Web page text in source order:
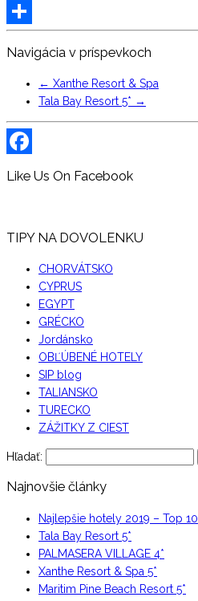
Email
Navigácia v príspevkoch
← Xanthe Resort & Spa
Tala Bay Resort 5* →
Like Us On Facebook
TIPY NA DOVOLENKU
CHORVÁTSKO
CYPRUS
EGYPT
GRÉCKO
Jordánsko
OBĽÚBENÉ HOTELY
SIP blog
TALIANSKO
TURECKO
ZÁŽITKY Z CIEST
Hľadať:
Najnovšie články
Najlepšie hotely 2019 – Top 10
Tala Bay Resort 5*
PALMASERA VILLAGE 4*
Xanthe Resort & Spa 5*
Maritim Pine Beach Resort 5*